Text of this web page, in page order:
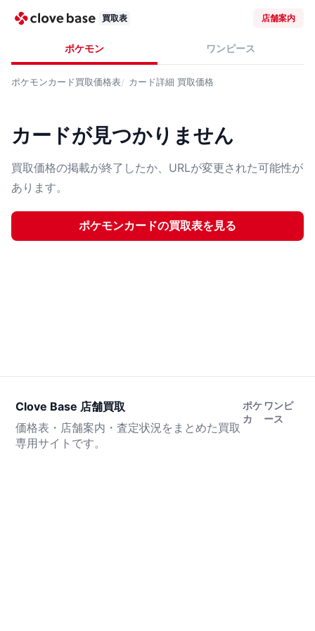
買取表 店舗案内
ポケモン ワンピース
ポケモンカード買取価格表 カード詳細 買取価格
カードが見つかりません
買取価格の掲載が終了したか、URLが変更された可能性が
あります。
ポケモンカードの買取表を見る
Clove Base 店舗買取
価格表・店舗案内・査定状況をまとめた買取
専用サイトです。
ポケ
カ
ワンピ
ース